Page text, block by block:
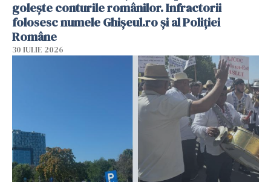
golește conturile românilor. Infractorii
folosesc numele Ghișeul.ro și al Poliției
Române
30 IULIE 2026